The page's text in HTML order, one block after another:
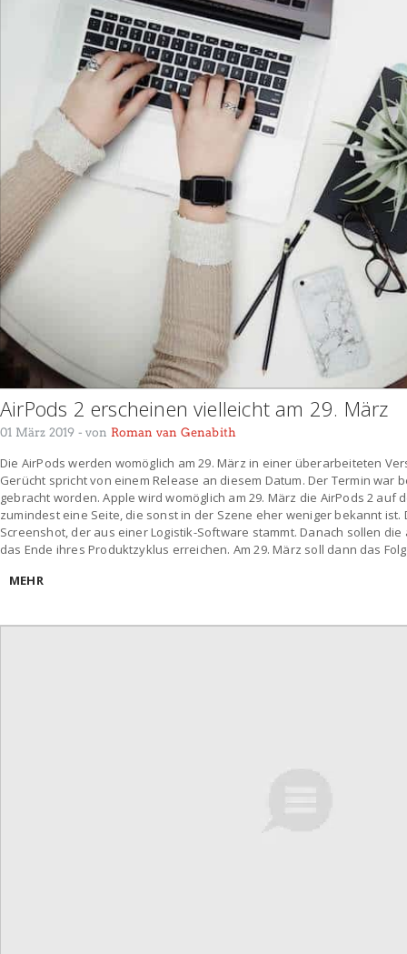
AirPods 2 erscheinen vielleicht am 29. März
01 März 2019 - von Roman van Genabith
Die AirPods werden womöglich am 29. März in einer überarbeiteten
Gerücht spricht von einem Release an diesem Datum. Der Termin war
gebracht worden. Apple wird womöglich am 29. März die AirPods 2 auf
zumindest eine Seite, die sonst in der Szene eher weniger bekannt
Screenshot, der aus einer Logistik-Software stammt. Danach sollen die
das Ende ihres Produktzyklus erreichen. Am 29. März soll dann das
MEHR